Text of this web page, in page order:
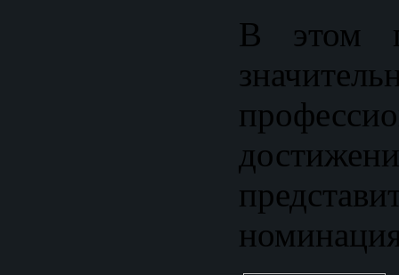
В этом